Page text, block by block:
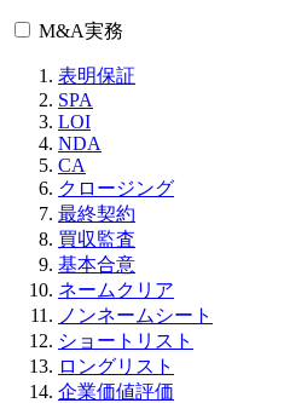
M&A実務
表明保証
SPA
LOI
NDA
CA
クロージング
最終契約
買収監査
基本合意
ネームクリア
ノンネームシート
ショートリスト
ロングリスト
企業価値評価